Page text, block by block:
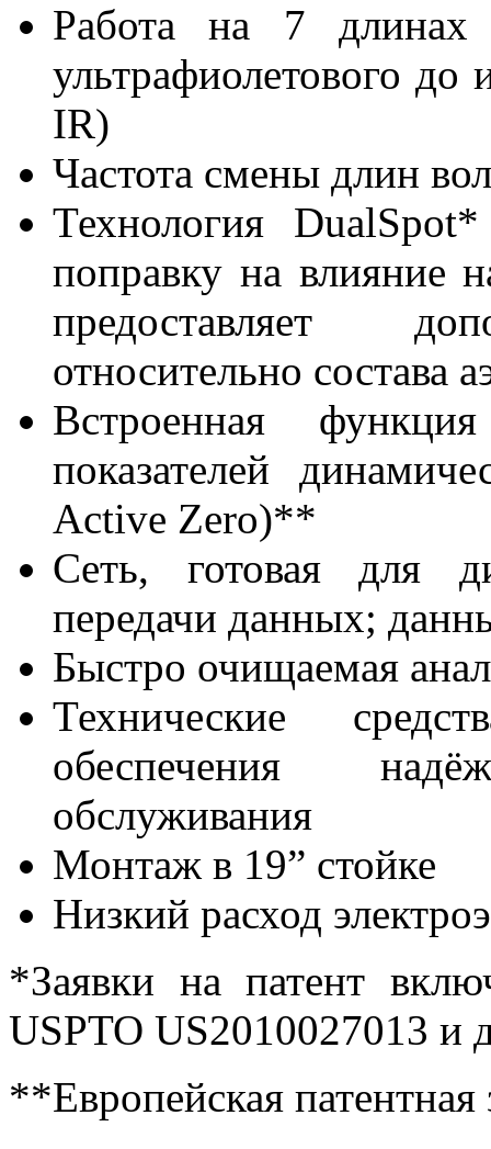
Работа на 7
ультрафиолетового до
IR)
Частота смены длин
Технология
поправку на влияние
предоставляет
относительно состава
Встроенная
показателей
Active Zero)**
Сеть, готовая для
передачи данных;
Быстро очищаемая
Технические
обеспечения
обслуживания
Монтаж в 19” стойке
Низкий расход
*Заявки на патент
USPTO US2010027013 и
**Европейская